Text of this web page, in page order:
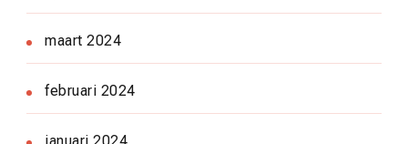
maart 2024
februari 2024